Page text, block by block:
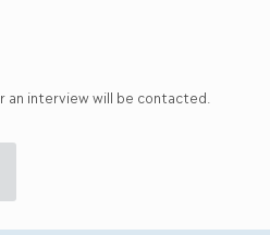
an interview will be contacted.